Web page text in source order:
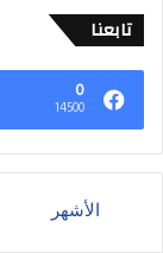
تابعنا
0
14500
الأشهر